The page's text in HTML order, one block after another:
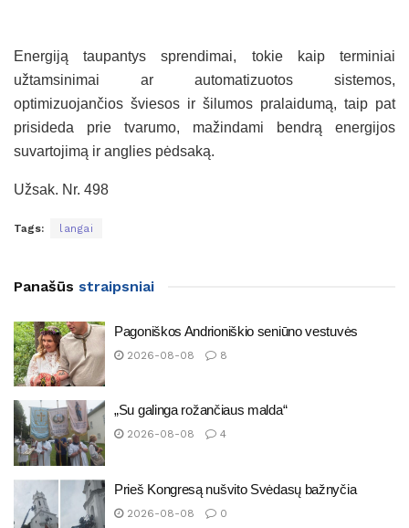
Energiją taupantys sprendimai, tokie kaip terminiai
užtamsinimai ar automatizuotos sistemos,
optimizuojančios šviesos ir šilumos pralaidumą, taip pat
prisideda prie tvarumo, mažindami bendrą energijos
suvartojimą ir anglies pėdsaką.
Užsak. Nr. 498
Tags: langai
Panašūs straipsniai
Pagoniškos Andrioniškio seniūno vestuvės
2026-08-08 8
„Su galinga rožančiaus malda“
2026-08-08 4
Prieš Kongresą nušvito Svėdasų bažnyčia
2026-08-08 0